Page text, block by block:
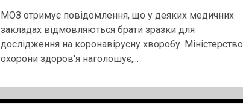
МОЗ отримує повідомлення, що у деяких медичних
закладах відмовляються брати зразки для
дослідження на коронавірусну хворобу. Міністерство
охорони здоров'я наголошує,...